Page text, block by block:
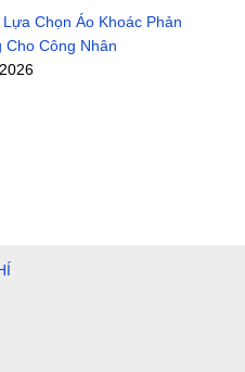
Chọn Áo Khoác Phản
Cho Công Nhân